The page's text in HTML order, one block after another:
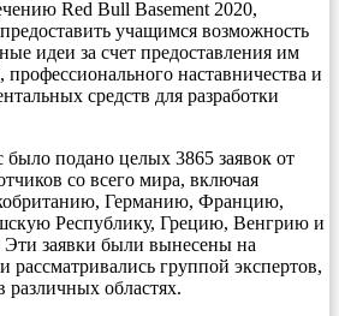
Red Bull Basement 2020,
учащимся возможность
идеи за счет предоставления им
наставничества и
средств для разработки
было подано целых 3865 заявок от
со всего мира, включая
Германию, Францию,
Республику, Грецию, Венгрию и
заявки были вынесены на
рассматривались группой экспертов,
областях.